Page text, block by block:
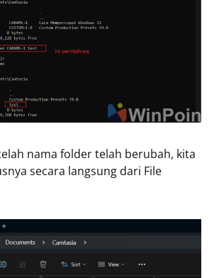
nama folder telah berubah, kita
secara langsung dari File